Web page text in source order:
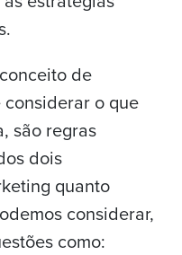
de
o que
são regras
dois
quanto
considerar,
como: